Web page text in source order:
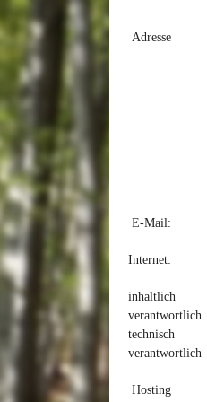
Adresse
E-Mail:
Internet:
inhaltlich
verantwortlich
technisch
verantwortlich
Hosting